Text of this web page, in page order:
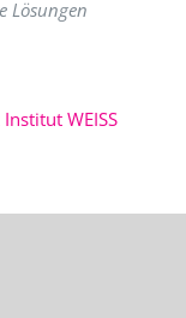
Lösungen
WEISS